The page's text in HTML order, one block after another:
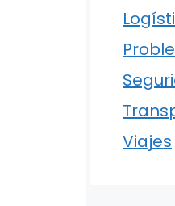
Viajes